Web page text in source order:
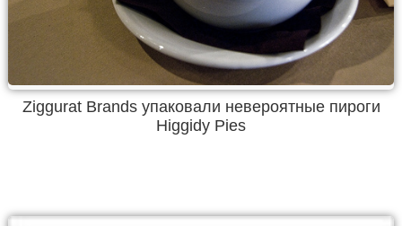
Ziggurat Brands упаковали невероятные пироги
Higgidy Pies